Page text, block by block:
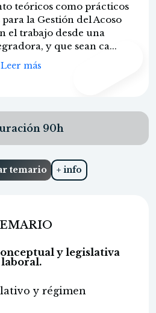
teóricos como prácticos
la Gestión del Acoso
el trabajo desde una
y que sean ca...
Leer más
90h
temario + info
y legislativa
laboral.
y régimen